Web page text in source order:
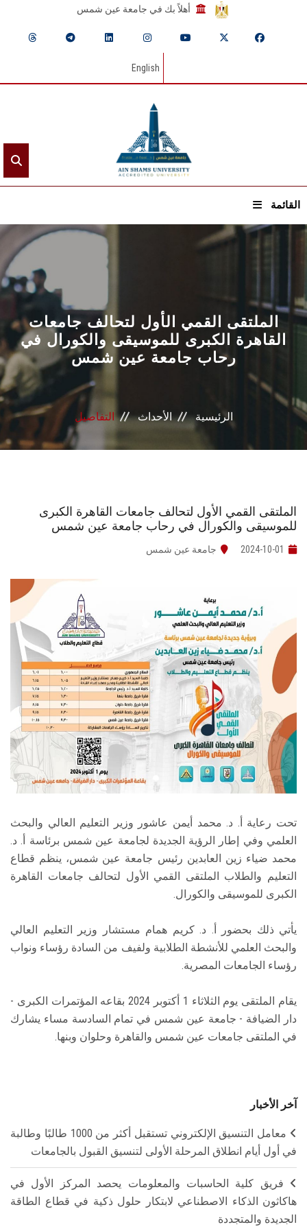
أهلاً بك في جامعة عين شمس
English
القائمة
الرئيسيـة
عن الجامعة
القطاعـات
الشئون الأكاديمية
البحث العلمي
الرعاية الصحية
الأنظمة الذكية
تواصل معنا
الطلاب
هيئة التدريس
الدراسات العليا
الخريجين
الموظفون
سجل الان
الملتقى القمي الأول لتحالف جامعات
القاهرة الكبرى للموسيقى والكورال في
رحاب جامعة عين شمس
الرئيسية الأحداث التفاصيل
الملتقى القمي الأول لتحالف جامعات القاهرة الكبرى
للموسيقى والكورال في رحاب جامعة عين شمس
2024-10-01 جامعة عين شمس
تحت رعاية أ. د. محمد أيمن عاشور وزير التعليم العالي والبحث
العلمي وفي إطار الرؤية الجديدة لجامعة عين شمس برئاسة أ. د.
محمد ضياء زين العابدين رئيس جامعة عين شمس، ينظم قطاع
التعليم والطلاب الملتقى القمي الأول لتحالف جامعات القاهرة
الكبرى للموسيقى والكورال.
يأتي ذلك بحضور أ. د. كريم همام مستشار وزير التعليم العالي
والبحث العلمي للأنشطة الطلابية ولفيف من السادة رؤساء ونواب
رؤساء الجامعات المصرية.
يقام الملتقى يوم الثلاثاء 1 أكتوبر 2024 بقاعه المؤتمرات الكبرى -
دار الضيافة - جامعة عين شمس في تمام السادسة مساء يشارك
في الملتقى جامعات عين شمس والقاهرة وحلوان وبنها.
آخر الأخبار
معامل التنسيق الإلكتروني تستقبل أكثر من 1000 طالبًا وطالبة
في أول أيام انطلاق المرحلة الأولى لتنسيق القبول بالجامعات
فريق كلية الحاسبات والمعلومات يحصد المركز الأول في
هاكاثون الذكاء الاصطناعي لابتكار حلول ذكية في قطاع الطاقة
الجديدة والمتجددة